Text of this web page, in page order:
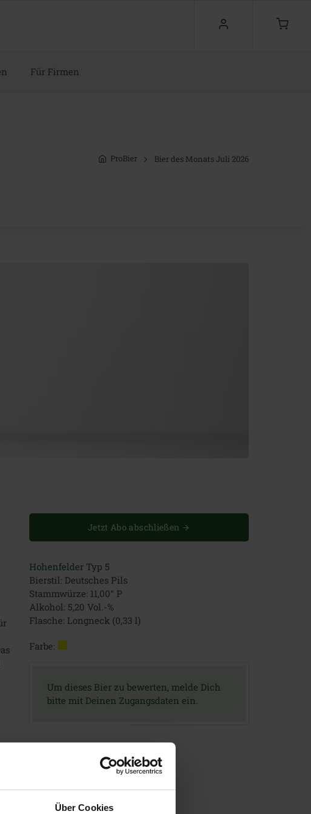
Über Cookies
Für Firmen
ProBier Bier des Monats Juli 2026
Jetzt Abo abschließen
Hohenfelder Typ 5
Bierstil: Deutsches Pils
Stammwürze: 11,00° P
Alkohol: 5,20 Vol.-%
Flasche: Longneck (0,33 l)
Farbe:
Um dieses Bier zu bewerten, melde Dich
bitte mit Deinen Zugangsdaten ein.